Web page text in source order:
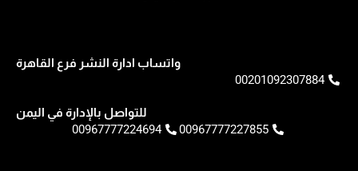
واتساب ادارة النشر فرع القاهرة
00201092307884
للتواصل بالإدارة في اليمن
00967777227855
00967777224694